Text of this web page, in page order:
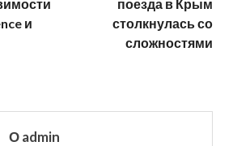
и
поезда в Крым
столкнулась со
сложностями
О admin